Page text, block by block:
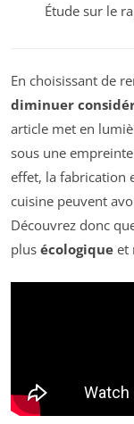
Étude sur le
En choisissant de
diminuer
article met en
sous une
effet, la fabrication
cuisine peuvent
Découvrez donc
plus écologique et